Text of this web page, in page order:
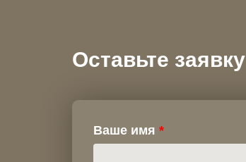
Оставьте заявку
Ваше имя